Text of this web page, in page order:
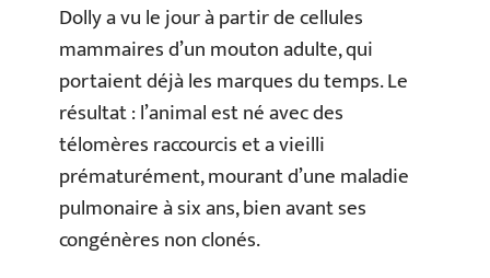
Dolly a vu le jour à partir de cellules
mammaires d’un mouton adulte, qui
portaient déjà les marques du temps. Le
résultat : l’animal est né avec des
télomères raccourcis et a vieilli
prématurément, mourant d’une maladie
pulmonaire à six ans, bien avant ses
congénères non clonés.